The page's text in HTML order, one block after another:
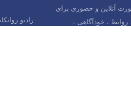
آنلاین و حضوری برای
، خودآگاهی ،
رادیو